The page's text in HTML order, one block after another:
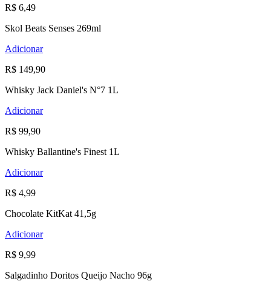
R$ 6,49
Skol Beats Senses 269ml
Adicionar
R$ 149,90
Whisky Jack Daniel's N°7 1L
Adicionar
R$ 99,90
Whisky Ballantine's Finest 1L
Adicionar
R$ 4,99
Chocolate KitKat 41,5g
Adicionar
R$ 9,99
Salgadinho Doritos Queijo Nacho 96g